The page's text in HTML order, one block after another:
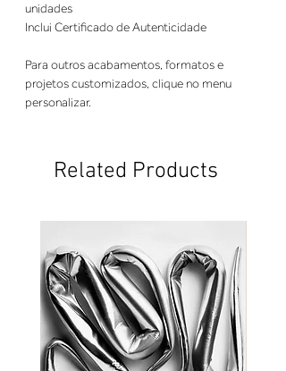
unidades
Inclui Certificado de Autenticidade
Para outros acabamentos, formatos e
projetos customizados, clique no menu
personalizar.
Related Products